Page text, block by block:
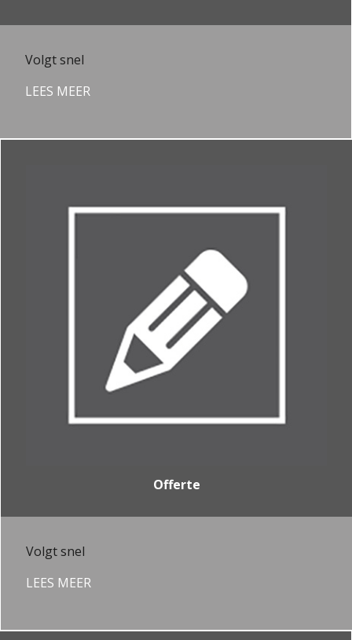
Volgt snel
LEES MEER
Offerte
Volgt snel
LEES MEER